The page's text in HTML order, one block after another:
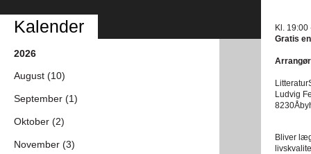
Kl. 19:00
Gratis
Ludvig
Bliver
Kalender
2026
August (10)
September (1)
Oktober (2)
November (3)